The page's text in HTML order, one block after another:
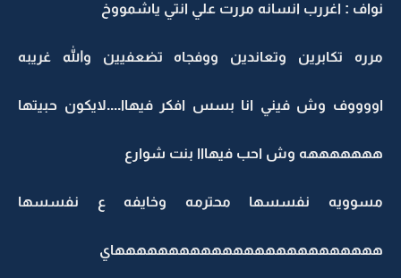
نواف : اغررب انسانه مررت علي انتي ياشمووخ
مرره تكابرين وتعاندين ووفجاه تضعفيين والله غريبه
اووووف وش فيني انا بسس افكر فيهاا....لايكون حبيتها
هههههههه وش احب فيهااا بنت شوارع
مسوويه نفسسها محترمه وخايفه ع نفسسها
هههههههههههههههههههههههههاي